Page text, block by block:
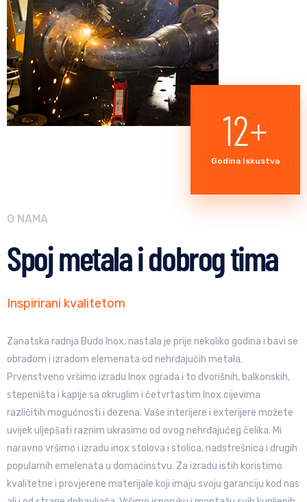
14+
Godina Iskustva
O NAMA
Spoj metala i dobrog tima
Inspirirani kvalitetom
Zanatska radnja Budo Inox, nastala je prije nekoliko godina i bavi se
obradom i izradom elemenata od nehrđajućih metala.
Prvenstveno vršimo izradu Inox ograda i to dvorišnih, balkonskih,
stepeništa i kapije sa okruglim i četvrtastim Inox cijevima
različitih mogućnosti i dezena. Vaše interijere i exterijere možete
uvijek uljepšati raznim ukrasimo od ovog nehrđajućeg čelika. Mi
naravno vršimo i izradu inox stolova i stolica, nadstrešnica i drugih
popularnih emelenata u domaćinstvu. Za izradu istih koristimo
kvalitetne i provjerene materijale koji imaju svoju garanciju kod nas